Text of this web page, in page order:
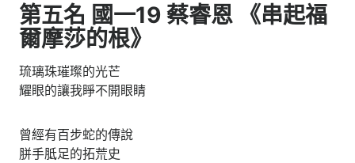
第五名 國一19 蔡睿恩 《串起福
爾摩莎的根》
琉璃珠璀璨的光芒
耀眼的讓我睜不開眼睛
曾經有百步蛇的傳說
胼手胝足的拓荒史